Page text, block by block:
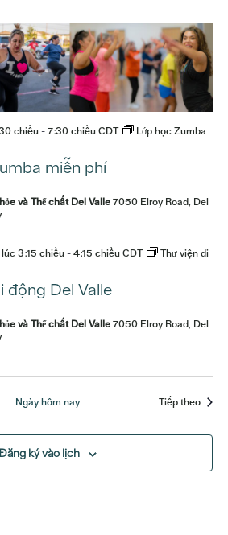
miễn phí
chiều-7:30 chiều CDT
Lớp học Zumba
và Thể chất Del Valle7050 Elroy Road, Del
động Del Valle
3:15 chiều-4:15 chiều CDT
Thư viện di
và Thể chất Del Valle7050 Elroy Road, Del
Ngày hôm nay Tiếp theoCác
ký vào lịch